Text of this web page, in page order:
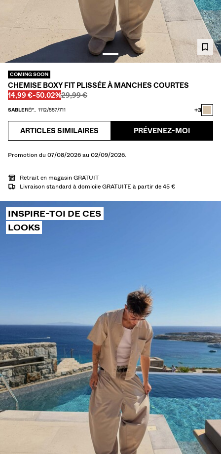
COMING SOON
CHEMISE BOXY FIT PLISSÉE À MANCHES COURTES
PRIX AVEC REMISE
14,99 €RÉDUCTION DE
-50.02%Avant
29,99 €
Avant
SABLERÉF.. 1112/557/711 +3
ARTICLES SIMILAIRES PRÉVENEZ-MOI
Promotion du 07/08/2026 au 02/09/2026.
Retrait en magasin GRATUIT
Livraison standard à domicile GRATUITE à partir de 45 €
INSPIRE-TOI DE CES
LOOKS
ET GILETS
LOOK
DE BAIN
SELLERS
SPÉCIAUX
MUSIC
YOUR FAN ERA